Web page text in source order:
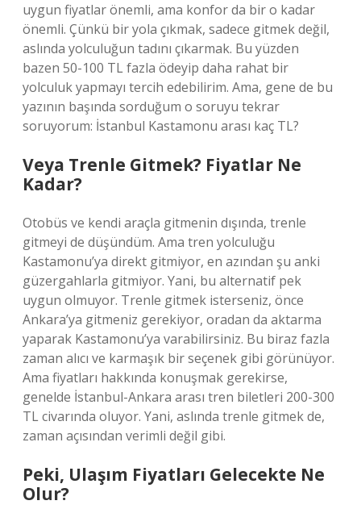
uygun fiyatlar önemli, ama konfor da bir o kadar
önemli. Çünkü bir yola çıkmak, sadece gitmek değil,
aslında yolculuğun tadını çıkarmak. Bu yüzden
bazen 50-100 TL fazla ödeyip daha rahat bir
yolculuk yapmayı tercih edebilirim. Ama, gene de bu
yazının başında sorduğum o soruyu tekrar
soruyorum: İstanbul Kastamonu arası kaç TL?
Veya Trenle Gitmek? Fiyatlar Ne
Kadar?
Otobüs ve kendi araçla gitmenin dışında, trenle
gitmeyi de düşündüm. Ama tren yolculuğu
Kastamonu’ya direkt gitmiyor, en azından şu anki
güzergahlarla gitmiyor. Yani, bu alternatif pek
uygun olmuyor. Trenle gitmek isterseniz, önce
Ankara’ya gitmeniz gerekiyor, oradan da aktarma
yaparak Kastamonu’ya varabilirsiniz. Bu biraz fazla
zaman alıcı ve karmaşık bir seçenek gibi görünüyor.
Ama fiyatları hakkında konuşmak gerekirse,
genelde İstanbul-Ankara arası tren biletleri 200-300
TL civarında oluyor. Yani, aslında trenle gitmek de,
zaman açısından verimli değil gibi.
Peki, Ulaşım Fiyatları Gelecekte Ne
Olur?